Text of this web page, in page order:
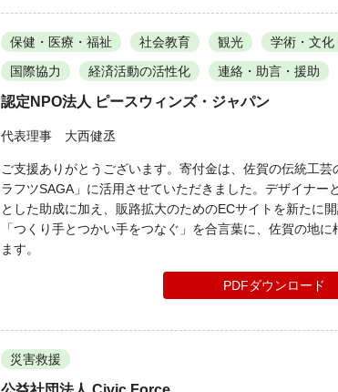
保健・医療・福祉 社会教育 観光 学術・文化
国際協力
経済活動の活性化 連絡・助言・援助
認定NPO法人 ピースウィンズ・ジャパン
代表理事 大西健丞
ご支援ありがとうございます。寄付金は、佐賀の伝統工
ラフツSAGA」に活用させていただきました。デザイナー
とした助成に加え、販路拡大のためのECサイトを新たに
「つくり手とつかい手をつなぐ」を合言葉に、佐賀の地
ます。
PDFダウンロード
災害救援